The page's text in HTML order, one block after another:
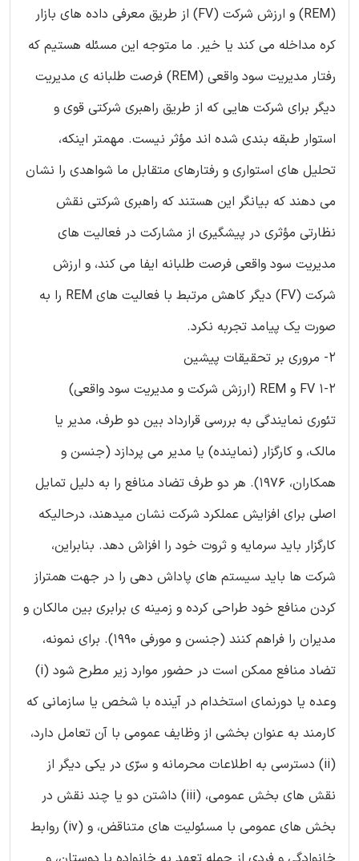
(REM) و ارزش شرکت (FV) از طریق معرفی داده های بازار
کره مداخله می کند یا خیر. ما متوجه این مسئله هستیم که
رفتار مدیریت سود واقعی (REM) فرصت طلبانه ی مدیریت
دیگر برای شرکت هایی که از طریق راهبری شرکتی قوی و
استوار طبقه بندی شده اند مؤثر نیست. مهمتر اینکه،
تحلیل های استواری و رفتارهای متقابل ما شواهدی را نشان
می دهند که بیانگر این هستند که راهبری شرکتی نقش
نظارتی مؤثری در پیشگیری از مشارکت در فعالیت های
مدیریت سود واقعی فرصت طلبانه ایفا می کند، و ارزش
شرکت (FV) دیگر کاهش مرتبط با فعالیت های REM را به
صورت یک پیامد تجربه نکرد.
2- مروری بر تحقیقات پیشین
1-2 FV و REM (ارزش شرکت و مدیریت سود واقعی)
تئوری نمایندگی به بررسی قرارداد بین دو طرف، مدیر یا
مالک، و کارگزار (نماینده) یا مدیر می پردازد (جنسن و
همکاران، 1976). هر دو طرف تضاد منافع را به دلیل تمایل
اصلی برای افزایش عملکرد شرکت نشان میدهند، درحالیکه
کارگزار باید سرمایه و ثروت خود را افزاش دهد. بنابراین،
شرکت ها باید سیستم های پاداش دهی را در جهت همتراز
کردن منافع خود طراحی کرده و زمینه ی برابری بین مالکان و
مدیران را فراهم کنند (جنسن و مورفی 1990). برای نمونه،
تضاد منافع ممکن است در حضور موارد زیر مطرح شود (i)
وعده یا دورنمای استخدام در آینده با شخص یا سازمانی که
کارمند به عنوان بخشی از وظایف عمومی با آن تعامل دارد،
(ii) دسترسی به اطلاعات محرمانه و سرّی در یکی دیگر از
نقش های بخش عمومی، (iii) داشتن دو یا چند نقش در
بخش های عمومی با مسئولیت های متناقض، و (iv) روابط